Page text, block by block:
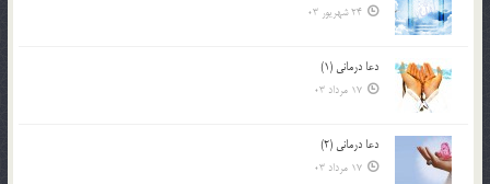
24 شهریور 03
دعا درمانی (1)
17 مرداد 03
دعا درمانی (2)
17 مرداد 03